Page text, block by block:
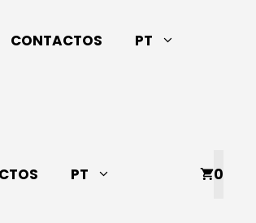
CONTACTOS PT
PT 0